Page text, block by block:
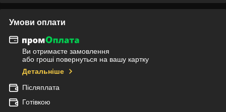
Умови оплати
Ви отримаєте замовлення
або гроші повернуться на вашу картку
Детальніше
Післяплата
Готівкою